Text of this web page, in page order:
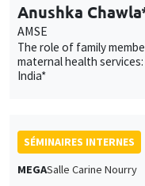
Anushka
AMSE
The role of family
maternal health
India*
SÉMINAIRES INTERNES
MEGASalle Carine Nourry